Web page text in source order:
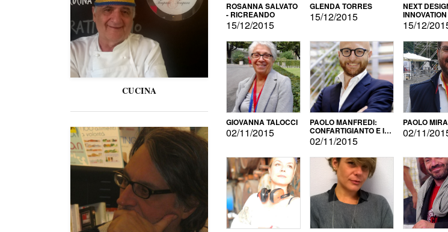
CUCINA
ROSANNA SALVATO
- RICREANDO
15/12/2015
GLENDA TORRES
15/12/2015
NEXT
INNOVATION
15/12/
GIOVANNA TALOCCI
02/11/2015
PAOLO MANFREDI:
CONFARTIGIANTO E IL
SONDAGGIO
02/11/2015
PAOLO
02/11/